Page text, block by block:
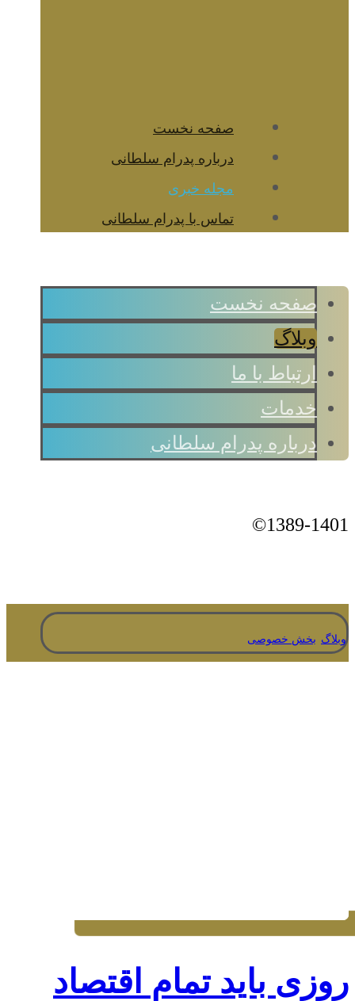
صفحه نخست
درباره پدرام سلطانی
مجله خبری
تماس با پدرام سلطانی
صفحه نخست
وبلاگ
ارتباط با ما
خدمات
درباره پدرام سلطانی
1389-1401©
وبلاگ بخش خصوصی
روزی باید تمام اقتصاد